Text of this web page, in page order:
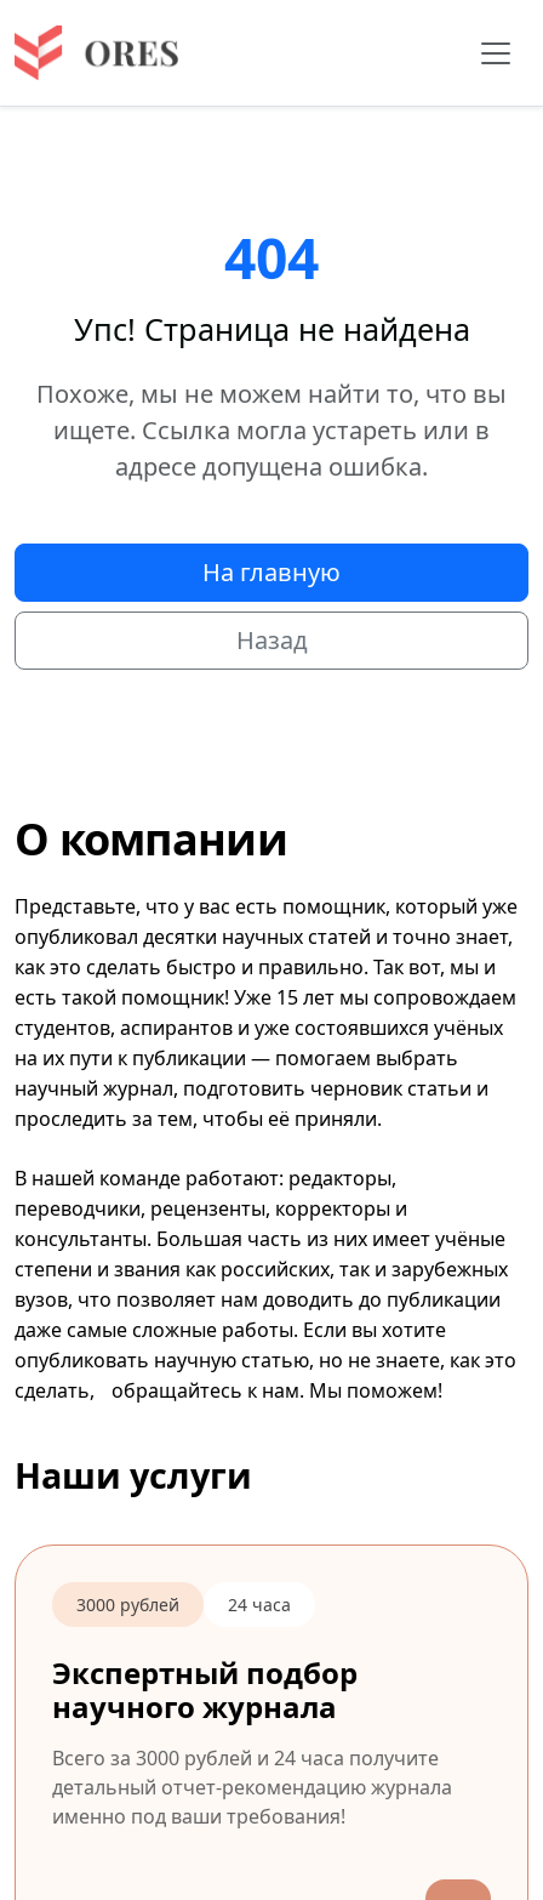
404
Упс! Страница не найдена
Похоже, мы не можем найти то, что вы
ищете. Ссылка могла устареть или в
адресе допущена ошибка.
На главную
Назад
О компании
Представьте, что у вас есть помощник, который уже
опубликовал десятки научных статей и точно знает,
как это сделать быстро и правильно. Так вот, мы и
есть такой помощник! Уже 15 лет мы сопровождаем
студентов, аспирантов и уже состоявшихся учёных
на их пути к публикации — помогаем выбрать
научный журнал, подготовить черновик статьи и
проследить за тем, чтобы её приняли.
В нашей команде работают: редакторы,
переводчики, рецензенты, корректоры и
консультанты. Большая часть из них имеет учёные
степени и звания как российских, так и зарубежных
вузов, что позволяет нам доводить до публикации
даже самые сложные работы. Если вы хотите
опубликовать научную статью, но не знаете, как это
сделать, обращайтесь к нам. Мы поможем!
Наши услуги
3000 рублей 24 часа
Экспертный подбор
научного журнала
Всего за 3000 рублей и 24 часа получите
детальный отчет-рекомендацию журнала
именно под ваши требования!